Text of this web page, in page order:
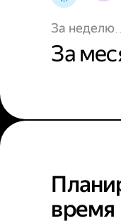
За неделю
За
время